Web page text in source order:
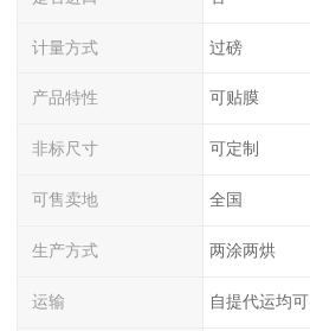
计量方式 过磅
产品特性 可贴膜
非标尺寸 可定制
可售卖地 全国
生产方式 两涂两烘
运输 自提代运均可